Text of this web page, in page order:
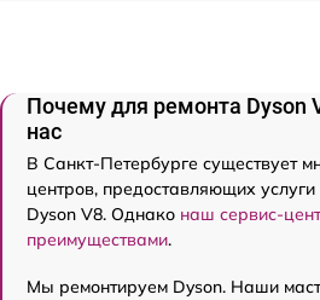
Почему для ремонта Dyson
нас
В Санкт-Петербурге существует
центров, предоставляющих
Dyson V8. Однако наш сервис-
преимуществами.
Мы ремонтируем Dyson. Наши